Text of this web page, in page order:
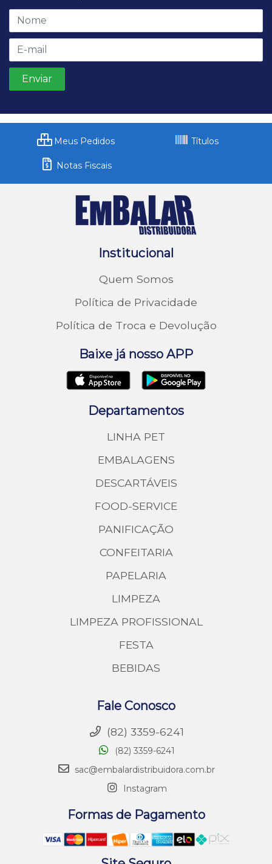
Meus Pedidos Títulos
Notas Fiscais
Institucional
Quem Somos
Política de Privacidade
Política de Troca e Devolução
Baixe já nosso APP
Departamentos
LINHA PET
EMBALAGENS
DESCARTÁVEIS
FOOD-SERVICE
PANIFICAÇÃO
CONFEITARIA
PAPELARIA
LIMPEZA
LIMPEZA PROFISSIONAL
FESTA
BEBIDAS
Fale Conosco
(82) 3359-6241
(82) 3359-6241
sac@embalardistribuidora.com.br
Instagram
Formas de Pagamento